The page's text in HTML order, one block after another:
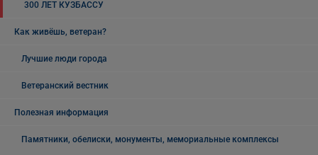
300 ЛЕТ КУЗБАССУ
Как живёшь, ветеран?
Лучшие люди города
Ветеранский вестник
Полезная информация
Памятники, обелиски, монументы, мемориальные комплексы